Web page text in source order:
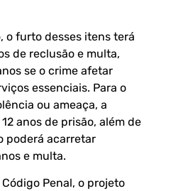
o furto desses itens terá
de reclusão e multa,
se o crime afetar
essenciais. Para o
ou ameaça, a
anos de prisão, além de
poderá acarretar
e multa.
Penal, o projeto